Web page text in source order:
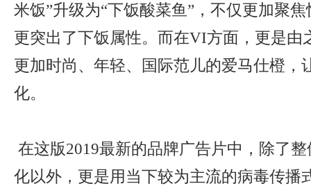
米饭”升级为“下饭酸菜鱼”，不仅更加聚
更突出了下饭属性。而在VI方面，更是由
更加时尚、年轻、国际范儿的爱马仕橙，
化。
在这版2019最新的品牌广告片中，除了
化以外，更是用当下较为主流的病毒传播